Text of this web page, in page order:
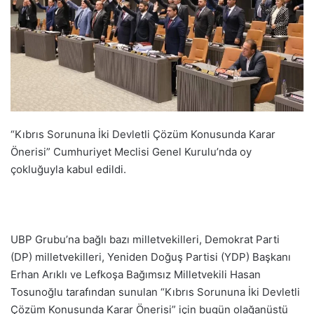
“Kıbrıs Sorununa İki Devletli Çözüm Konusunda Karar
Önerisi” Cumhuriyet Meclisi Genel Kurulu’nda oy
çokluğuyla kabul edildi.
UBP Grubu’na bağlı bazı milletvekilleri, Demokrat Parti
(DP) milletvekilleri, Yeniden Doğuş Partisi (YDP) Başkanı
Erhan Arıklı ve Lefkoşa Bağımsız Milletvekili Hasan
Tosunoğlu tarafından sunulan “Kıbrıs Sorununa İki Devletli
Çözüm Konusunda Karar Önerisi” için bugün olağanüstü